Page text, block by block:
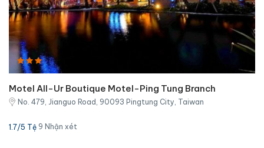
Motel All-Ur Boutique Motel-Ping Tung Branch
No. 479, Jianguo Road, 90093 Pingtung City, Taiwan
1.7/5 Tệ 9 Nhận xét